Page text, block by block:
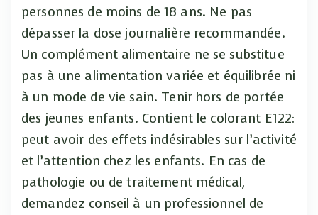
personnes de moins de 18 ans. Ne pas
dépasser la dose journalière recommandée.
Un complément alimentaire ne se substitue
pas à une alimentation variée et équilibrée ni
à un mode de vie sain. Tenir hors de portée
des jeunes enfants. Contient le colorant E122:
peut avoir des effets indésirables sur l’activité
et l’attention chez les enfants. En cas de
pathologie ou de traitement médical,
demandez conseil à un professionnel de